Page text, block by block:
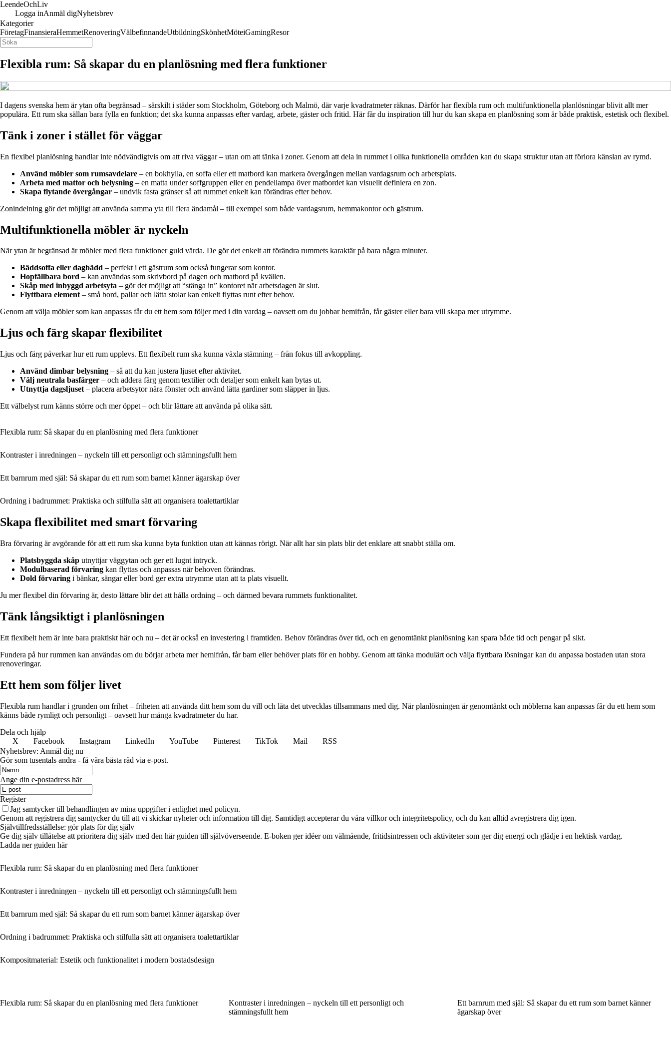
LeendeOchLiv
Logga inAnmäl digNyhetsbrev
Kategorier
FöretagFinansieraHemmetRenoveringVälbefinnandeUtbildningSkönhetMöteiGamingResor
Flexibla rum: Så skapar du en planlösning med flera funktioner
I dagens svenska hem är ytan ofta begränsad – särskilt i städer som Stockholm, Göteborg och Malmö, där varje kvadratmeter räknas. Därför har flexibla rum och multifunktionella planlösningar blivit allt mer
populära. Ett rum ska sällan bara fylla en funktion; det ska kunna anpassas efter vardag, arbete, gäster och fritid. Här får du inspiration till hur du kan skapa en planlösning som är både praktisk, estetisk och flexibel.
Tänk i zoner i stället för väggar
En flexibel planlösning handlar inte nödvändigtvis om att riva väggar – utan om att tänka i zoner. Genom att dela in rummet i olika funktionella områden kan du skapa struktur utan att förlora känslan av rymd.
Använd möbler som rumsavdelare – en bokhylla, en soffa eller ett matbord kan markera övergången mellan vardagsrum och arbetsplats.
Arbeta med mattor och belysning – en matta under soffgruppen eller en pendellampa över matbordet kan visuellt definiera en zon.
Skapa flytande övergångar – undvik fasta gränser så att rummet enkelt kan förändras efter behov.
Zonindelning gör det möjligt att använda samma yta till flera ändamål – till exempel som både vardagsrum, hemmakontor och gästrum.
Multifunktionella möbler är nyckeln
När ytan är begränsad är möbler med flera funktioner guld värda. De gör det enkelt att förändra rummets karaktär på bara några minuter.
Bäddsoffa eller dagbädd – perfekt i ett gästrum som också fungerar som kontor.
Hopfällbara bord – kan användas som skrivbord på dagen och matbord på kvällen.
Skåp med inbyggd arbetsyta – gör det möjligt att “stänga in” kontoret när arbetsdagen är slut.
Flyttbara element– små bord, pallar och lätta stolar kan enkelt flyttas runt efter behov.
Genom att välja möbler som kan anpassas får du ett hem som följer med i din vardag – oavsett om du jobbar hemifrån, får gäster eller bara vill skapa mer utrymme.
Ljus och färg skapar flexibilitet
Ljus och färg påverkar hur ett rum upplevs. Ett flexibelt rum ska kunna växla stämning – från fokus till avkoppling.
Använd dimbar belysning – så att du kan justera ljuset efter aktivitet.
Välj neutrala basfärger – och addera färg genom textilier och detaljer som enkelt kan bytas ut.
Utnyttja dagsljuset – placera arbetsytor nära fönster och använd lätta gardiner som släpper in ljus.
Ett välbelyst rum känns större och mer öppet – och blir lättare att använda på olika sätt.
Flexibla rum: Så skapar du en planlösning med flera funktioner
Kontraster i inredningen – nyckeln till ett personligt och stämningsfullt hem
Ett barnrum med själ: Så skapar du ett rum som barnet känner ägarskap över
Ordning i badrummet: Praktiska och stilfulla sätt att organisera toalettartiklar
Skapa flexibilitet med smart förvaring
Bra förvaring är avgörande för att ett rum ska kunna byta funktion utan att kännas rörigt. När allt har sin plats blir det enklare att snabbt ställa om.
Platsbyggda skåp utnyttjar väggytan och ger ett lugnt intryck.
Modulbaserad förvaring kan flyttas och anpassas när behoven förändras.
Dold förvaring i bänkar, sängar eller bord ger extra utrymme utan att ta plats visuellt.
Ju mer flexibel din förvaring är, desto lättare blir det att hålla ordning – och därmed bevara rummets funktionalitet.
Tänk långsiktigt i planlösningen
Ett flexibelt hem är inte bara praktiskt här och nu – det är också en investering i framtiden. Behov förändras över tid, och en genomtänkt planlösning kan spara både tid och pengar på sikt.
Fundera på hur rummen kan användas om du börjar arbeta mer hemifrån, får barn eller behöver plats för en hobby. Genom att tänka modulärt och välja flyttbara lösningar kan du anpassa bostaden utan stora
renoveringar.
Ett hem som följer livet
Flexibla rum handlar i grunden om frihet – friheten att använda ditt hem som du vill och låta det utvecklas tillsammans med dig. När planlösningen är genomtänkt och möblerna kan anpassas får du ett hem som
känns både rymligt och personligt – oavsett hur många kvadratmeter du har.
Dela och hjälp
X
Facebook Instagram LinkedIn YouTube Pinterest TikTok Mail
RSS
Nyhetsbrev: Anmäl dig nu
Gör som tusentals andra - få våra bästa råd via e-post.
Ange din e-postadress här
Register
Jag samtycker till behandlingen av mina uppgifter i enlighet med policyn.
Genom att registrera dig samtycker du till att vi skickar nyheter och information till dig. Samtidigt accepterar du våra villkor och integritetspolicy, och du kan alltid avregistrera dig igen.
Självtillfredsställelse: gör plats för dig själv
Ge dig själv tillåtelse att prioritera dig själv med den här guiden till självöverseende. E-boken ger idéer om välmående, fritidsintressen och aktiviteter som ger dig energi och glädje i en hektisk vardag.
Ladda ner guiden här
Flexibla rum: Så skapar du en planlösning med flera funktioner
Kontraster i inredningen – nyckeln till ett personligt och stämningsfullt hem
Ett barnrum med själ: Så skapar du ett rum som barnet känner ägarskap över
Ordning i badrummet: Praktiska och stilfulla sätt att organisera toalettartiklar
Kompositmaterial: Estetik och funktionalitet i modern bostadsdesign
Flexibla rum: Så skapar du en planlösning med flera funktioner
Kontraster i inredningen – nyckeln till ett personligt och
stämningsfullt hem
Ett barnrum med själ: Så skapar du ett rum som barnet känner
ägarskap över